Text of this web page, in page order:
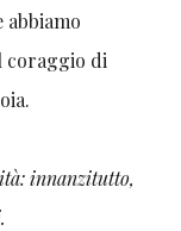
coraggio di
innanzitutto,